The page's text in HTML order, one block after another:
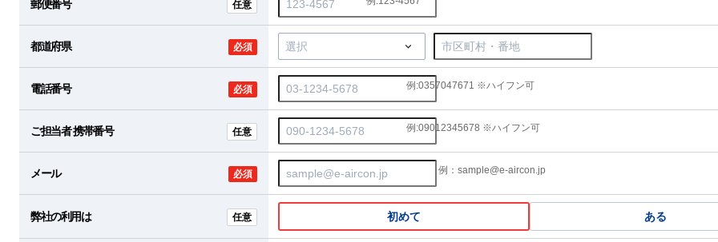
郵便番号 任意
都道府県 必須
電話番号 必須 例:0357047671 ※ハイフン可
ご担当者 携帯番号 任意 例:09012345678 ※ハイフン可
メール 必須 例：sample@e-aircon.jp
弊社の利用は 任意 初めて ある